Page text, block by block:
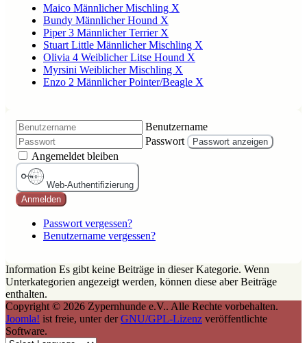
Maico Männlicher Mischling X
Bundy Männlicher Hound X
Piper 3 Männlicher Terrier X
Stuart Little Männlicher Mischling X
Olivia 4 Weiblicher Litse Hound X
Myrsini Weiblicher Mischling X
Enzo 2 Männlicher Pointer/Beagle X
Benutzername
Passwort
Passwort anzeigen
Angemeldet bleiben
Web-Authentifizierung
Anmelden
Passwort vergessen?
Benutzername vergessen?
Information Es gibt keine Beiträge in dieser Kategorie. Wenn
Unterkategorien angezeigt werden, können diese aber Beiträge
enthalten.
Copyright © 2026 Zypernhunde e.V.. Alle Rechte vorbehalten.
Joomla! ist freie, unter derGNU/GPL-Lizenz veröffentlichte
Software.